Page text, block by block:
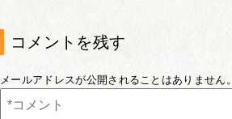
コメントを残す
メールアドレスが公開されることはありません。